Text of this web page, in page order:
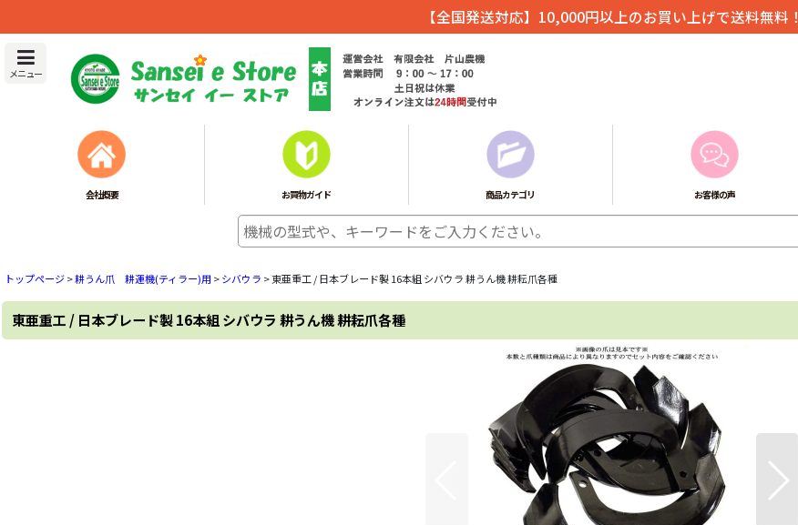
【全国発送対応】10,000円以上のお買い上げで送料無料！
メニュー
会社概要 お買物ガイド 商品カテゴリ お客様の声
トップページ>耕うん爪 耕運機(ティラー)用 >シバウラ >東亜重工 / 日本ブレード製 16本組 シバウラ 耕うん機 耕耘爪各種
東亜重工 / 日本ブレード製 16本組 シバウラ 耕うん機 耕耘爪各種